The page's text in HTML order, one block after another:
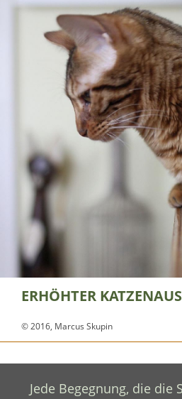
ERHÖHTER
© 2016, Marcus Skupin
Jede Begegnung, die die